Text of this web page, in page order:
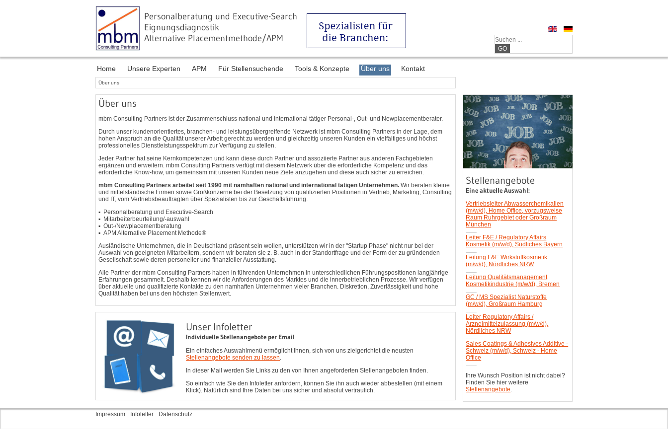
Personalberatung und Executive-Search
Eignungsdiagnostik
Alternative Placementmethode/APM
GO
Home Unsere Experten APM Für Stellensuchende Tools & Konzepte Über uns Kontakt
Über uns
Über uns
mbm Consulting Partners ist der Zusammenschluss national und international tätiger Personal-, Out- und Newplacementberater.
Durch unser kundenorientiertes, branchen- und leistungsübergreifende Netzwerk ist mbm Consulting Partners in der Lage, dem
hohen Anspruch an die Qualität unserer Arbeit gerecht zu werden und gleichzeitig unseren Kunden ein vielfältiges und höchst
professionelles Dienstleistungsspektrum zur Verfügung zu stellen.
Jeder Partner hat seine Kernkompetenzen und kann diese durch Partner und assoziierte Partner aus anderen Fachgebieten
ergänzen und erweitern. mbm Consulting Partners verfügt mit diesem Netzwerk über die erforderliche Kompetenz und das
erforderliche Know-how, um gemeinsam mit unseren Kunden neue Ziele anzugehen und diese auch sicher zu erreichen.
mbm Consulting Partners arbeitet seit 1990 mit namhaften national und international tätigen Unternehmen. Wir beraten kleine
und mittelständische Firmen sowie Großkonzerne bei der Besetzung von qualifizierten Positionen in Vertrieb, Marketing, Consulting
und IT, vom Vertriebsbeauftragten über Spezialisten bis zur Geschäftsführung.
Personalberatung und Executive-Search
Mitarbeiterbeurteilung/-auswahl
Out-/Newplacementberatung
APM Alternative Placement Methode®
Ausländische Unternehmen, die in Deutschland präsent sein wollen, unterstützen wir in der "Startup Phase" nicht nur bei der
Auswahl von geeigneten Mitarbeitern, sondern wir beraten sie z. B. auch in der Standortfrage und der Form der zu gründenden
Gesellschaft sowie deren personeller und finanzieller Ausstattung.
Alle Partner der mbm Consulting Partners haben in führenden Unternehmen in unterschiedlichen Führungspositionen langjährige
Erfahrungen gesammelt. Deshalb kennen wir die Anforderungen des Marktes und die innerbetrieblichen Prozesse. Wir verfügen
über aktuelle und qualifizierte Kontakte zu den namhaften Unternehmen vieler Branchen. Diskretion, Zuverlässigkeit und hohe
Qualität haben bei uns den höchsten Stellenwert.
Stellenangebote
Eine aktuelle Auswahl:
Vertriebsleiter Abwasserchemikalien
(m/w/d), Home Office, vorzugsweise
Raum Ruhrgebiet oder Großraum
München
Leiter F&E / Regulatory Affairs
Kosmetik (m/w/d), Südliches Bayern
Leitung F&E Wirkstoffkosmetik
(m/w/d), Nördliches NRW
Leitung Qualitätsmanagement
Kosmetikindustrie (m/w/d), Bremen
GC / MS Spezialist Naturstoffe
(m/w/d), Großraum Hamburg
Leiter Regulatory Affairs /
Arzneimittelzulassung (m/w/d),
Nördliches NRW
Sales Coatings & Adhesives Additive -
Schweiz (m/w/d), Schweiz - Home
Office
Ihre Wunsch Position ist nicht dabei?
Finden Sie hier weitere
Stellenangebote
Unser Infoletter
Individuelle Stellenangebote per Email
Ein einfaches Auswahlmenü ermöglicht Ihnen, sich von uns zielgerichtet die neusten
Stellenangebote senden zu lassen.
In dieser Mail werden Sie Links zu den von Ihnen angeforderten Stellenangeboten finden.
So einfach wie Sie den Infoletter anfordern, können Sie ihn auch wieder abbestellen (mit einem
Klick). Natürlich sind Ihre Daten bei uns sicher und absolut vertraulich.
Impressum Infoletter Datenschutz